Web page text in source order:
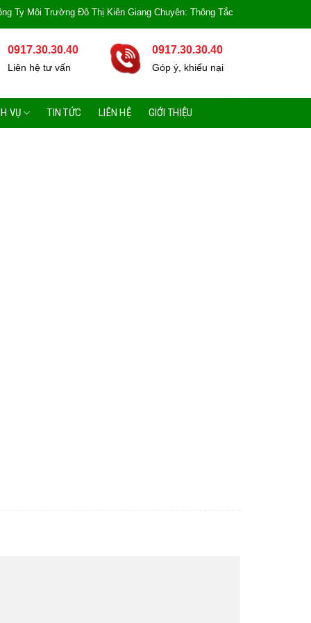
Trường Đô Thị Kiên Giang Chuyên: Thông Tắc Bồn Cầu, Tắc Cống, Tắc
0917.30.30.40
Liên hệ tư vấn
0917.30.30.40
Góp ý, khiếu nại
VỤ TIN TỨC LIÊN HỆ GIỚI THIỆU